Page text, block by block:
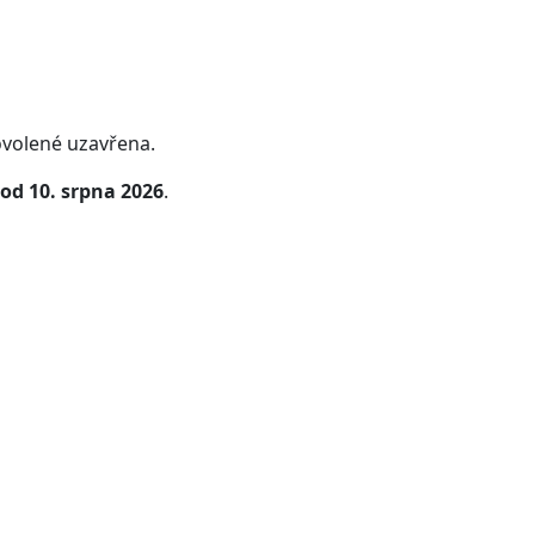
uzavřena.
od 10. srpna 2026.